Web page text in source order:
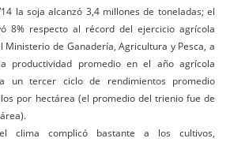
la soja alcanzó 3,4 millones de toneladas; el
8% respecto al récord del ejercicio agrícola
Ministerio de Ganadería, Agricultura y Pesca, a
productividad promedio en el año agrícola
un tercer ciclo de rendimientos promedio
por hectárea (el promedio del trienio fue de
clima complicó bastante a los cultivos,